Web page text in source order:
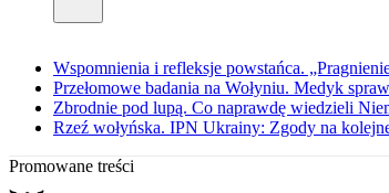
Wspomnienia i refleksje powstańca.
Przełomowe badania na Wołyniu. Medyk
Zbrodnie pod lupą. Co naprawdę wiedzieli
Rzeź wołyńska. IPN Ukrainy: Zgody na
Promowane treści